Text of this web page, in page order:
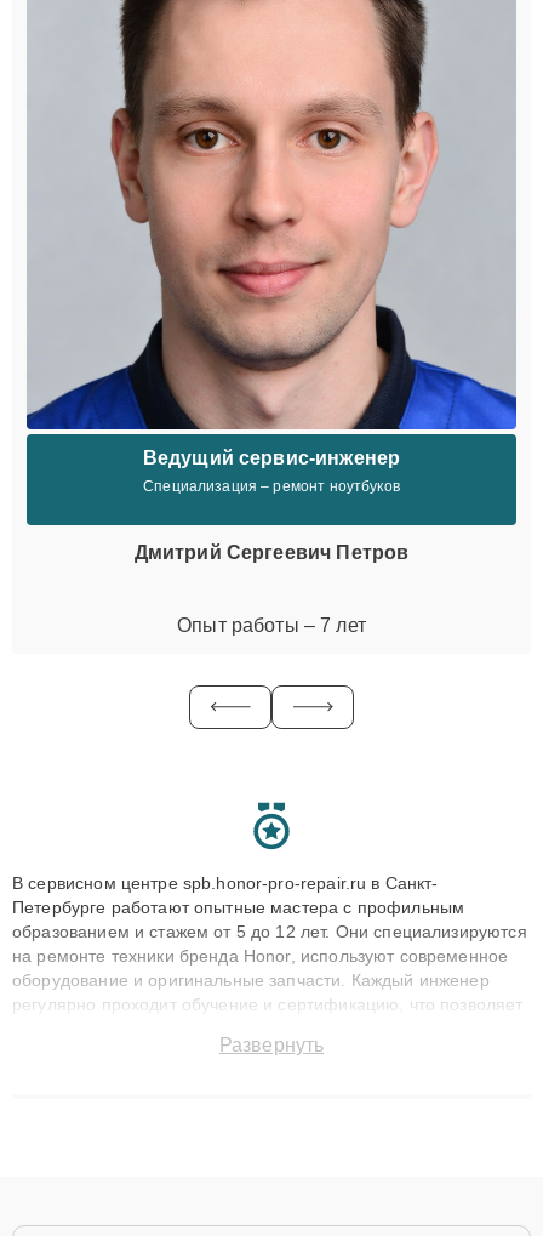
Ведущий сервис-инженер
Специализация – ремонт ноутбуков
Дмитрий Сергеевич Петров
Опыт работы – 7 лет
В сервисном центре spb.honor-pro-repair.ru в Санкт-
Петербурге работают опытные мастера с профильным
образованием и стажем от 5 до 12 лет. Они специализируются
на ремонте техники бренда Honor, используют современное
оборудование и оригинальные запчасти. Каждый инженер
регулярно проходит обучение и сертификацию, что позволяет
технику с сохранением гарантии до 3 лет. Наши мастера
Развернуть